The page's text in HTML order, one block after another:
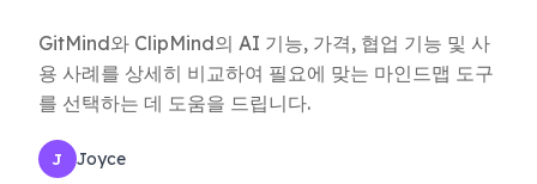
GitMind와 ClipMind의 AI 기능, 가격, 협업 기능 및 사
용 사례를 상세히 비교하여 필요에 맞는 마인드맵 도구
를 선택하는 데 도움을 드립니다.
J Joyce